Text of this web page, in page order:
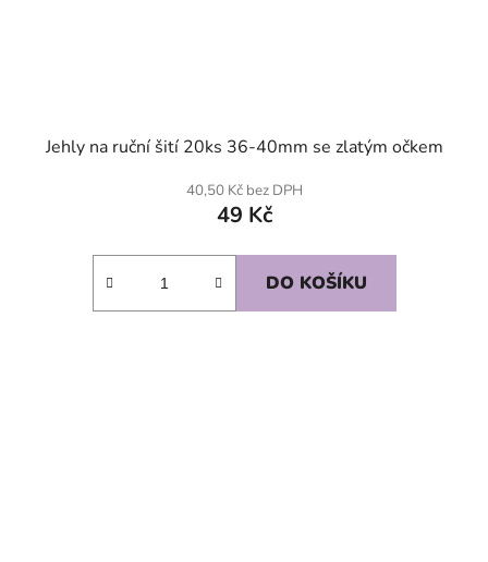
Jehly na ruční šití 20ks 36-40mm se zlatým očkem
40,50 Kč bez DPH
49 Kč
DO KOŠÍKU